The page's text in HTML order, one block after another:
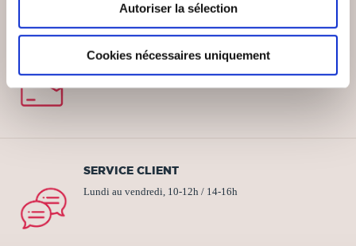
Autoriser la sélection
Cookies nécessaires uniquement
PAIEMENT SÉCURISÉ
SERVICE CLIENT
Lundi au vendredi, 10-12h / 14-16h